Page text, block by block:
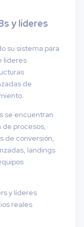
y líderes
su sistema para
líderes
de
se encuentran
procesos,
de conversión,
landings
y líderes
reales